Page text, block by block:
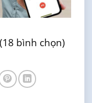
bình chọn)